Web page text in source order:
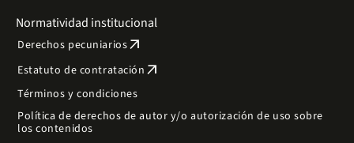
Normatividad institucional
Derechos pecuniariosarrow_outward
Estatuto de contratación arrow_outward
Términos y condiciones
Política de derechos de autor y/o autorización de uso sobre
los contenidos